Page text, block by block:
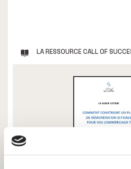
LA RESSOURCE CALL OF